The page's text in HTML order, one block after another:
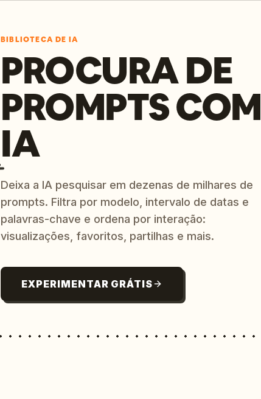
BIBLIOTECA DE IA
PROCURA DE
PROMPTS COM
IA
Deixa a IA pesquisar em dezenas de milhares de
prompts. Filtra por modelo, intervalo de datas e
palavras-chave e ordena por interação:
visualizações, favoritos, partilhas e mais.
EXPERIMENTAR GRÁTIS